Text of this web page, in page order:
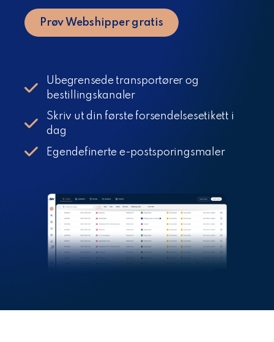
Prøv Webshipper gratis
Ubegrensede transportører og
bestillingskanaler
Skriv ut din første forsendelsesetikett i
dag
Egendefinerte e-postsporingsmaler